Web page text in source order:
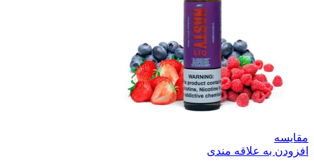
مقایسه
افزودن به علاقه مندی